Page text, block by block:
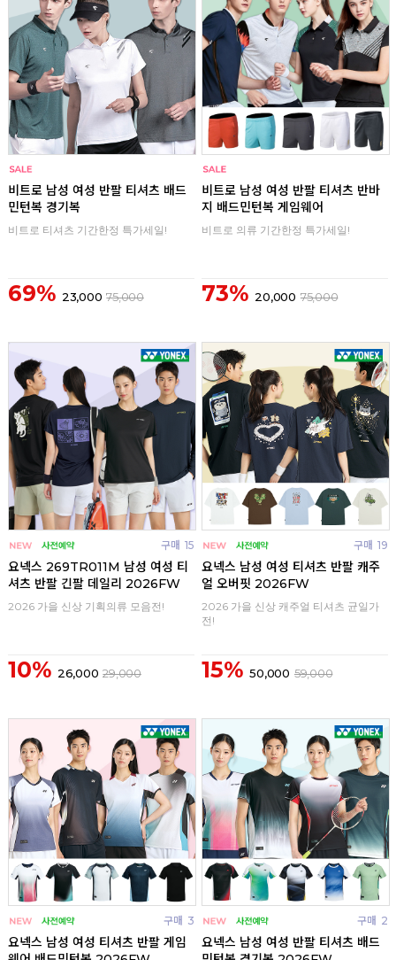
비트로 남성 여성 반팔 티셔츠 배드
민턴복 경기복
비트로 티셔츠 기간한정 특가세일!
69% 23,000 75,000
비트로 남성 여성 반팔 티셔츠 반바
지 배드민턴복 게임웨어
비트로 의류 기간한정 특가세일!
73% 20,000 75,000
구매 15
요넥스 269TR011M 남성 여성 티
셔츠 반팔 긴팔 데일리 2026FW
2026 가을 신상 기획의류 모음전!
10% 26,000 29,000
구매 19
요넥스 남성 여성 티셔츠 반팔 캐주
얼 오버핏 2026FW
2026 가을 신상 캐주얼 티셔츠 균일가
전!
15% 50,000 59,000
구매 3
요넥스 남성 여성 티셔츠 반팔 게임
구매 2
요넥스 남성 여성 반팔 티셔츠 배드